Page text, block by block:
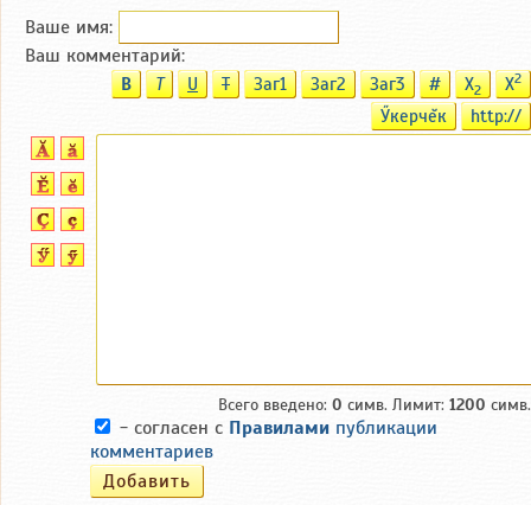
Ваше имя:
Ваш комментарий:
B T U T Заг1 Заг2 Заг3 # X2 X2
Ӳкерчĕк http://
Всего введено: 0 симв. Лимит: 1200 симв.
- согласен с Правилами публикации
комментариев